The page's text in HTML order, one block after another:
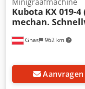
Gnas 962 km
Kubota KX 019-4
mechan.
Aanvragen